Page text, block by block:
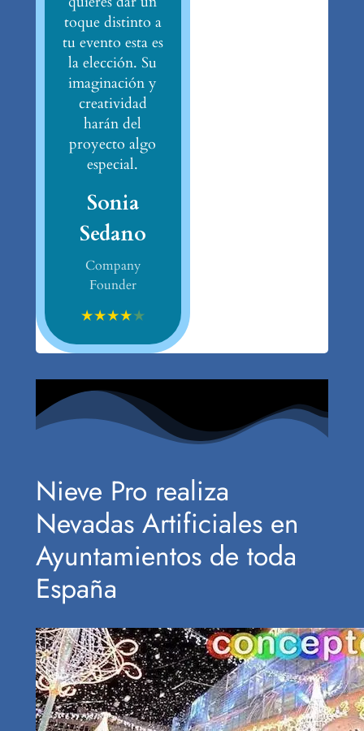
toque distinto a
tu evento esta es
la elección. Su
imaginación y
creatividad
harán del
proyecto algo
especial.
Sonia
Sedano
Company
Founder
★★★★★
Nieve Pro realiza
Nevadas Artificiales en
Ayuntamientos de toda
España